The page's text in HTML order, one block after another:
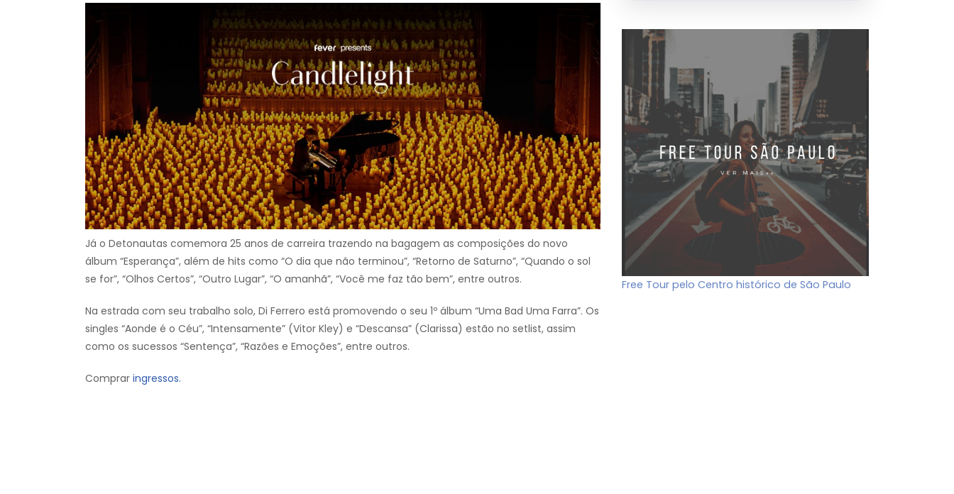
Já o Detonautas comemora 25 anos de carreira trazendo na bagagem as composições do novo
álbum “Esperança”, além de hits como “O dia que não terminou”, “Retorno de Saturno”, “Quando o sol
se for”, “Olhos Certos”, “Outro Lugar”, “O amanhã”, “Você me faz tão bem”, entre outros.
Na estrada com seu trabalho solo, Di Ferrero está promovendo o seu 1º álbum “Uma Bad Uma Farra”. Os
singles “Aonde é o Céu”, “Intensamente” (Vitor Kley) e “Descansa” (Clarissa) estão no setlist, assim
como os sucessos “Sentença”, “Razões e Emoções”, entre outros.
Comprar ingressos.
Free Tour pelo Centro histórico de São Paulo